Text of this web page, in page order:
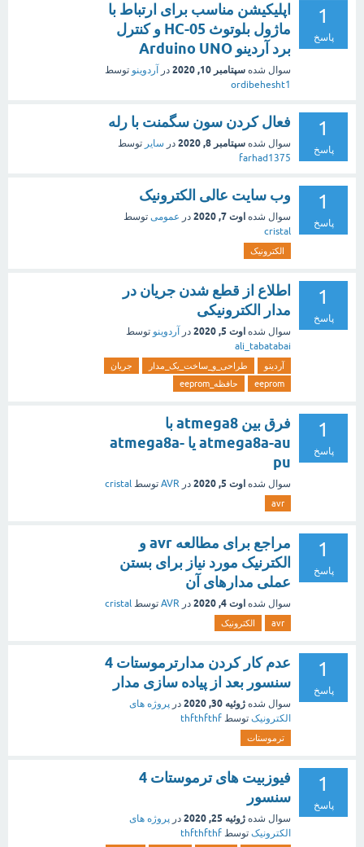
1
پاسخ
اپلیکیشن مناسب برای ارتباط با
ماژول بلوتوث HC-05 و کنترل
برد آردینو Arduino UNO
سوال شده سپتامبر 10, 2020 در آردوینو توسط
ordibehesht1
1
پاسخ
فعال کردن سون سگمنت با رله
سوال شده سپتامبر 8, 2020 در سایر توسط
farhad1375
1
پاسخ
وب سایت عالی الکترونیک
سوال شده اوت 7, 2020 در عمومی توسط
cristal
الکترونیک
1
پاسخ
اطلاع از قطع شدن جریان در
مدار الکترونیکی
سوال شده اوت 5, 2020 در آردوینو توسط
ali_tabatabai
آردینو طراحی_و_ساخت_یک_مدار
جریان
eeprom
حافظه_eeprom
1
پاسخ
فرق بین atmega8 با
atmega8a-au یا atmega8a-
pu
سوال شده اوت 5, 2020 در AVR توسط cristal
avr
1
پاسخ
مراجع برای مطالعه avr و
الکترنیک مورد نیاز برای بستن
عملی مدارهای آن
سوال شده اوت 4, 2020 در AVR توسط cristal
avr الکترونیک
1
پاسخ
عدم کار کردن مدارترموستات 4
سنسور بعد از پیاده سازی مدار
سوال شده ژوئیه 30, 2020 در پروژه های
الکترونیک توسط thfthfthf
ترموستات
1
پاسخ
فیوزبیت های ترموستات 4
سنسور
سوال شده ژوئیه 25, 2020 در پروژه های
الکترونیک توسط thfthfthf